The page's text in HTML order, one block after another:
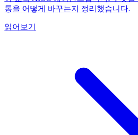
통을 어떻게 바꾸는지 정리했습니다.
읽어보기